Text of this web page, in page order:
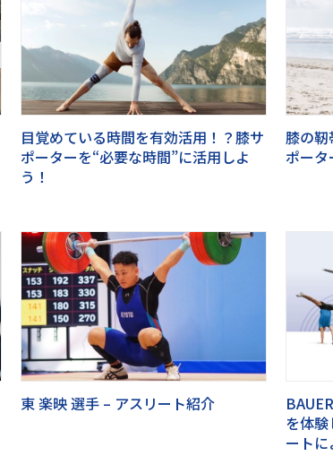
目覚めている時間を有効活用！？膝サ
ポーターを“必要な時間”に活用しよ
う！
膝の靭
ポー
東 楽映 選手 – アスリート紹介
を体
ート